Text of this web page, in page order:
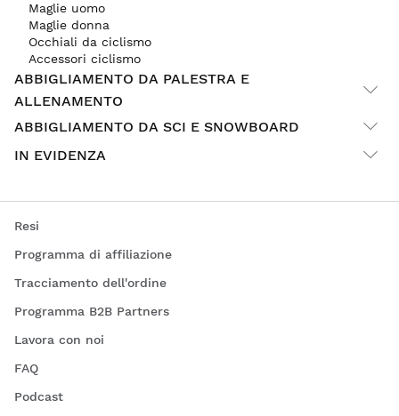
Maglie uomo
Maglie donna
Occhiali da ciclismo
Accessori ciclismo
ABBIGLIAMENTO DA PALESTRA E
ALLENAMENTO
ABBIGLIAMENTO DA SCI E SNOWBOARD
IN EVIDENZA
Resi
Programma di affiliazione
Tracciamento dell'ordine
Programma B2B Partners
Lavora con noi
FAQ
Podcast